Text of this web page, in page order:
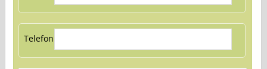
Telefon: